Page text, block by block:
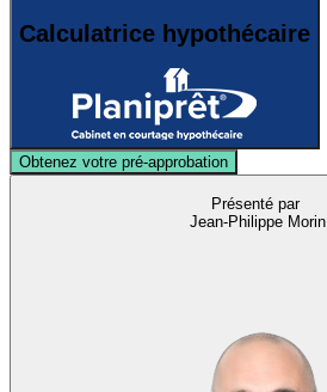
Calculatrice hypothécaire
Obtenez votre pré-approbation
Présenté par
Jean-Philippe Morin